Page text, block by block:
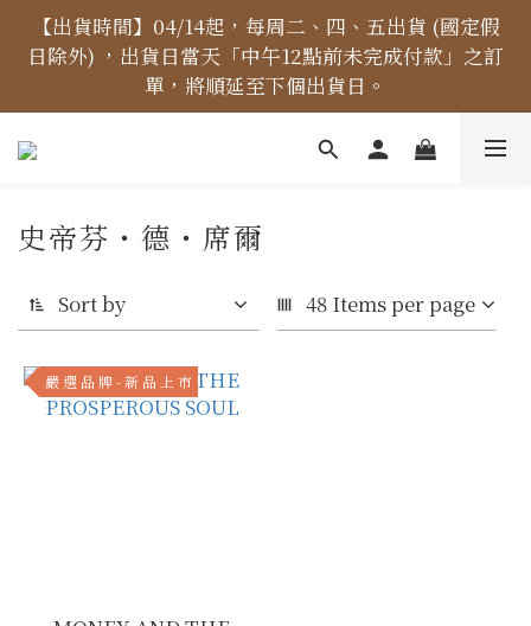
【價格標示更新】異象出版品-價格標示更新為原價，
折扣一律購物車計算。
【出貨時間】04/14起，每周二、四、五出貨 (國定假
日除外) ，出貨日當天「中午12點前未完成付款」之訂
單，將順延至下個出貨日。
【免運金額】台灣地區全站滿1000元免運費！
折扣一律購物車計算。
史帝芬・德・席爾
Sort by 48 Items per page
嚴 選 品 牌 - 新 品 上 市